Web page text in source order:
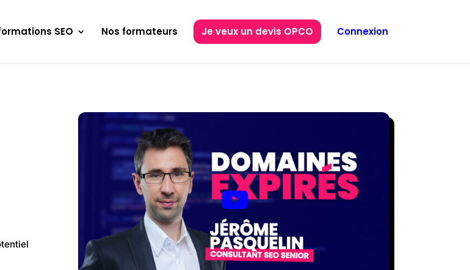
SEO Nos formateurs Je veux un devis OPCO Connexion